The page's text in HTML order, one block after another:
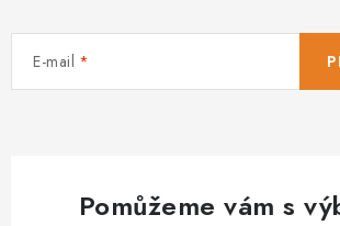
E-mail
Pomůžeme vám s